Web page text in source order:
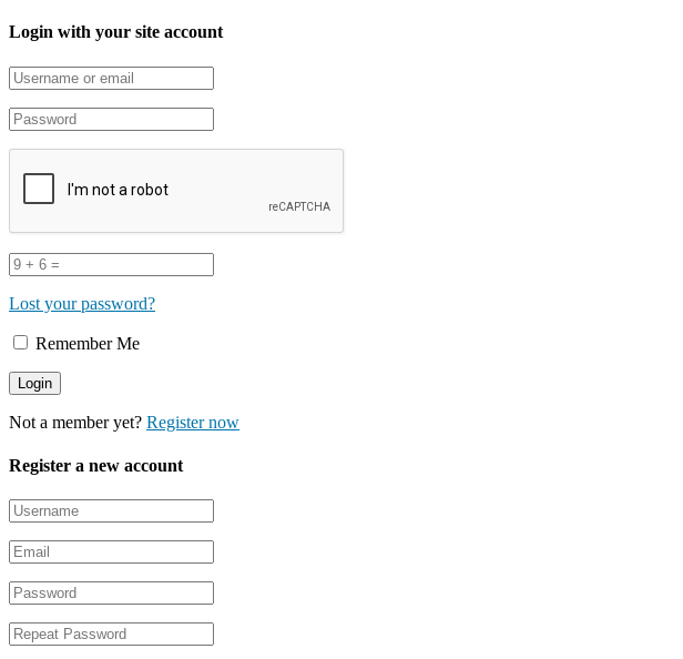
Login with your site account
Lost your password?
Remember Me
Not a member yet? Register now
Register a new account